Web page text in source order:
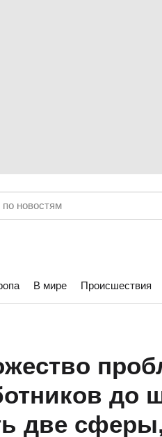
В мире Происшествия
до
две